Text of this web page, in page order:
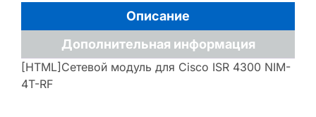
Описание
Дополнительная информация
[HTML]Сетевой модуль для Cisco ISR 4300 NIM-
4T-RF